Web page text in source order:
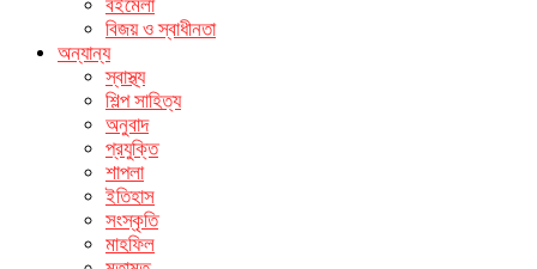
বইমেলা
বিজয় ও স্বাধীনতা
অন্যান্য
স্বাস্থ্য
শিল্প সাহিত্য
অনুবাদ
প্রযুক্তি
শাপলা
ইতিহাস
সংস্কৃতি
মাহফিল